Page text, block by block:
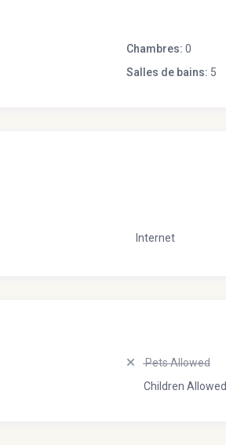
Chambres: 0
Salles de bains: 5
Internet
Pets Allowed
Children Allowed